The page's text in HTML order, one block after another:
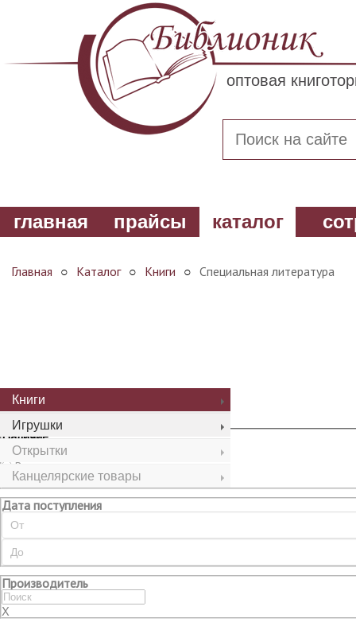
оптовая
главная прайсы каталог
Главная ○ Каталог ○ Книги ○ Специальная литература
Книги
Игрушки
Открытки
Канцелярские товары
Сбросить
Наличие
Все
В наличии
Нет в наличии
Дата поступления
Производитель
X